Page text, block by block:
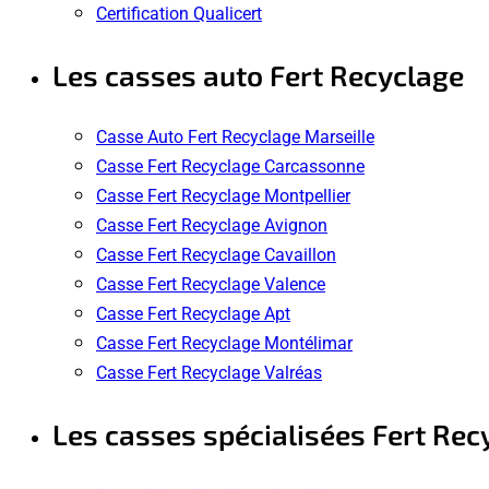
Certification Qualicert
Les casses auto Fert Recyclage
Casse Auto Fert Recyclage Marseille
Casse Fert Recyclage Carcassonne
Casse Fert Recyclage Montpellier
Casse Fert Recyclage Avignon
Casse Fert Recyclage Cavaillon
Casse Fert Recyclage Valence
Casse Fert Recyclage Apt
Casse Fert Recyclage Montélimar
Casse Fert Recyclage Valréas
Les casses spécialisées Fert